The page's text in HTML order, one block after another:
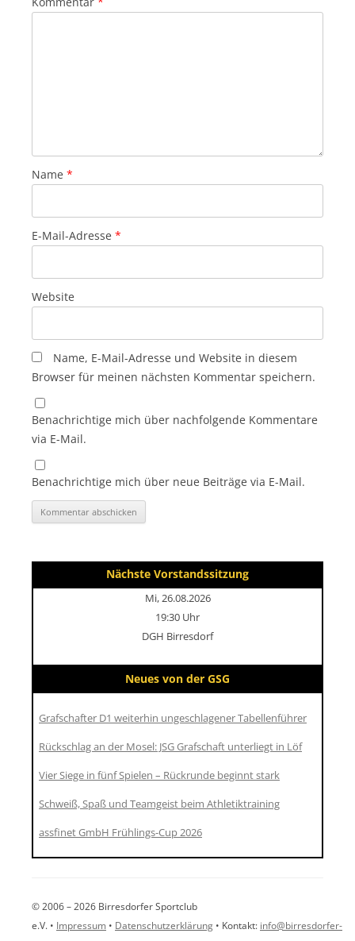
Name *
E-Mail-Adresse *
Website
Name, E-Mail-Adresse und Website in diesem
Browser für meinen nächsten Kommentar speichern.
Benachrichtige mich über nachfolgende Kommentare
via E-Mail.
Benachrichtige mich über neue Beiträge via E-Mail.
Nächste Vorstandssitzung
Mi, 26.08.2026
19:30 Uhr
DGH Birresdorf
Neues von der GSG
Grafschafter D1 weiterhin ungeschlagener Tabellenführer
Rückschlag an der Mosel: JSG Grafschaft unterliegt in Löf
Vier Siege in fünf Spielen – Rückrunde beginnt stark
Schweiß, Spaß und Teamgeist beim Athletiktraining
assfinet GmbH Frühlings-Cup 2026
© 2006 – 2026 Birresdorfer Sportclub
e.V. • Impressum • Datenschutzerklärung • Kontakt: info@birresdorfer-